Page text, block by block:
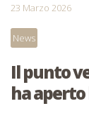
23 Marzo 2026
News
Il punto
ha